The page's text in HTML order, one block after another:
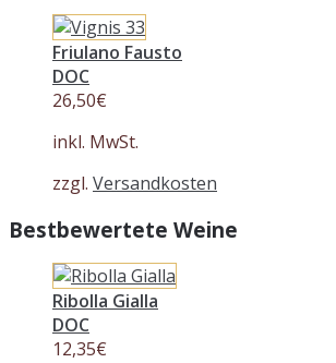
Friulano Fausto
DOC
26,50€
inkl. MwSt.
zzgl. Versandkosten
Bestbewertete Weine
Ribolla Gialla
DOC
12,35€